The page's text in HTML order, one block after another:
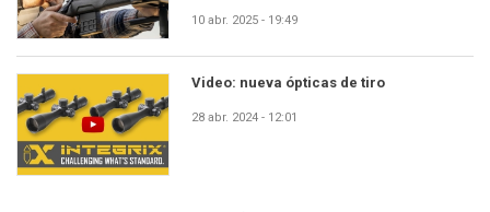
10 abr. 2025 - 19:49
Video: nueva ópticas de tiro
28 abr. 2024 - 12:01